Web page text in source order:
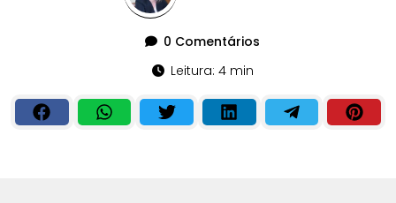
0 Comentários
Leitura: 4 min